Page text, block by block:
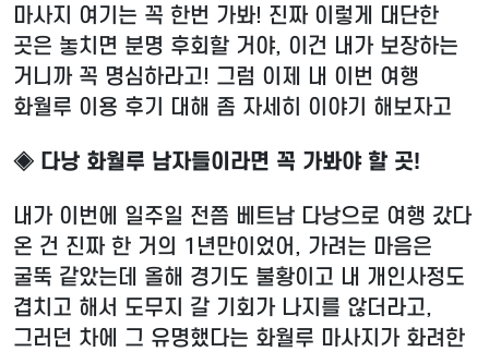
마사지 여기는 꼭 한번 가봐! 진짜 이렇게 대단한
곳은 놓치면 분명 후회할 거야, 이건 내가 보장하는
거니까 꼭 명심하라고! 그럼 이제 내 이번 여행
화월루 이용 후기 대해 좀 자세히 이야기 해보자고
◈ 다낭 화월루 남자들이라면 꼭 가봐야 할 곳!
내가 이번에 일주일 전쯤 베트남 다낭으로 여행 갔다
온 건 진짜 한 거의 1년만이었어, 가려는 마음은
굴뚝 같았는데 올해 경기도 불황이고 내 개인사정도
겹치고 해서 도무지 갈 기회가 나지를 않더라고,
그러던 차에 그 유명했다는 화월루 마사지가 화려한